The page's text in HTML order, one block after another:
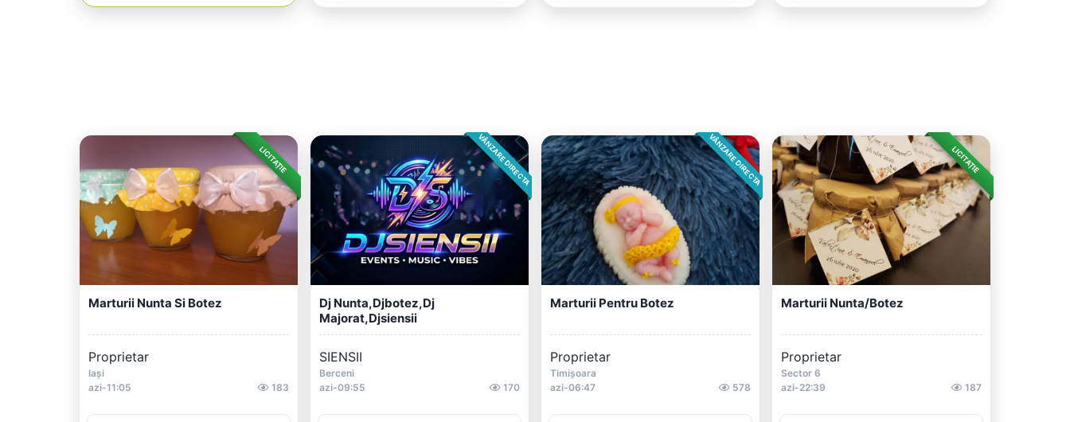
LICITAȚIE
Marturii Nunta Si Botez
Proprietar
Iași
azi-11:05
183
VÂNZARE DIRECTA
Dj Nunta,djbotez,dj
Majorat,djsiensii
SIENSII
Berceni
azi-09:55
170
VÂNZARE DIRECTA
Marturii Pentru Botez
Proprietar
Timișoara
azi-06:47
578
LICITAȚIE
Marturii Nunta/botez
Proprietar
Sector 6
azi-22:39
187